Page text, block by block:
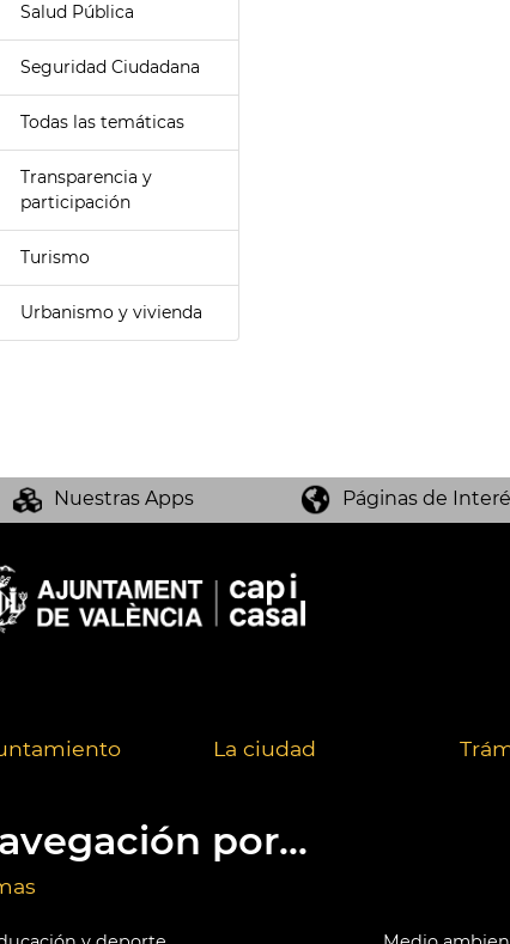
Salud Pública
Seguridad Ciudadana
Todas las temáticas
Transparencia y
participación
Turismo
Urbanismo y vivienda
Nuestras Apps Páginas de
La ciudad
por...